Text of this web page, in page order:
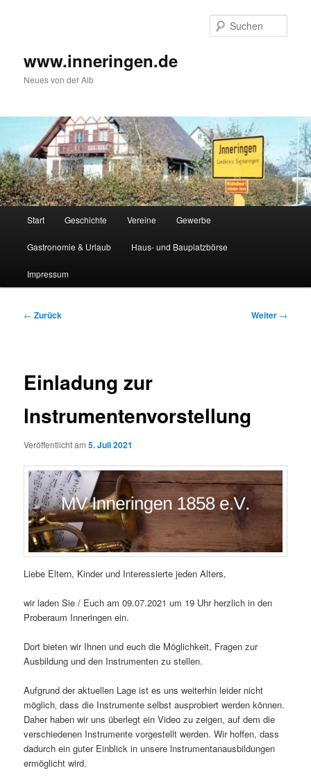
www.inneringen.de
Neues von der Alb
Start Geschichte Vereine Gewerbe
Gastronomie & Urlaub Haus- und Bauplatzbörse
Impressum
Beitragsnavigation
← Zurück Weiter →
Einladung zur
lnstrumentenvorstellung
Veröffentlicht am5. Juli 2021
Liebe Eltern, Kinder und Interessierte jeden Alters,
wir laden Sie / Euch am 09.07.2021 um 19 Uhr herzlich in den
Proberaum Inneringen ein.
Dort bieten wir Ihnen und euch die Möglichkeit, Fragen zur
Ausbildung und den Instrumenten zu stellen.
Aufgrund der aktuellen Lage ist es uns weiterhin leider nicht
möglich‚ dass die Instrumente selbst ausprobiert werden können.
Daher haben wir uns überlegt ein Video zu zeigen, auf dem die
verschiedenen Instrumente vorgestellt werden. Wir hoffen, dass
dadurch ein guter Einblick in unsere lnstrumentanausbildungen
ermöglicht wird.